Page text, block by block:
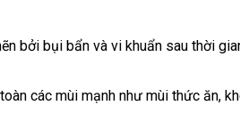
bởi bụi bẩn và vi khuẩn sau thời
các mùi mạnh như mùi thức ăn,